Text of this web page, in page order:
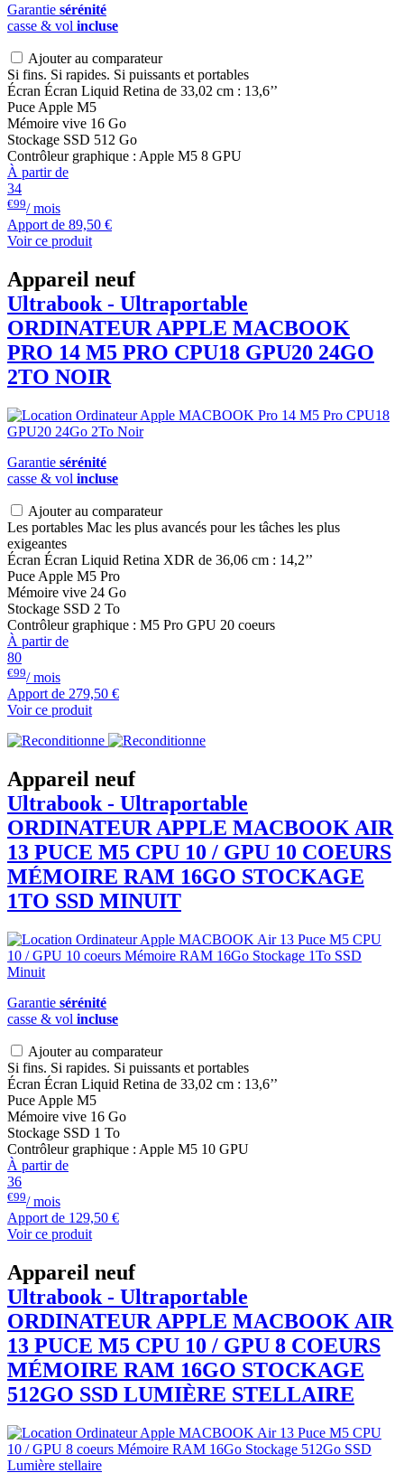
Garantie sérénité
casse & vol incluse
Ajouter au comparateur
Si fins. Si rapides. Si puissants et portables
Écran Écran Liquid Retina de 33,02 cm : 13,6’’
Puce Apple M5
Mémoire vive 16 Go
Stockage SSD 512 Go
Contrôleur graphique : Apple M5 8 GPU
À partir de
34
€99/ mois
Apport de 89,50 €
Voir ce produit
Appareil neuf
Ultrabook - Ultraportable
ORDINATEUR APPLE MACBOOK
PRO 14 M5 PRO CPU18 GPU20 24GO
2TO NOIR
Garantie sérénité
casse & vol incluse
Ajouter au comparateur
Les portables Mac les plus avancés pour les tâches les plus
exigeantes
Écran Écran Liquid Retina XDR de 36,06 cm : 14,2’’
Puce Apple M5 Pro
Mémoire vive 24 Go
Stockage SSD 2 To
Contrôleur graphique : M5 Pro GPU 20 coeurs
À partir de
80
€99/ mois
Apport de 279,50 €
Voir ce produit
Appareil neuf
Ultrabook - Ultraportable
ORDINATEUR APPLE MACBOOK AIR
13 PUCE M5 CPU 10 / GPU 10 COEURS
MÉMOIRE RAM 16GO STOCKAGE
1TO SSD MINUIT
Garantie sérénité
casse & vol incluse
Ajouter au comparateur
Si fins. Si rapides. Si puissants et portables
Écran Écran Liquid Retina de 33,02 cm : 13,6’’
Puce Apple M5
Mémoire vive 16 Go
Stockage SSD 1 To
Contrôleur graphique : Apple M5 10 GPU
À partir de
36
€99/ mois
Apport de 129,50 €
Voir ce produit
Appareil neuf
Ultrabook - Ultraportable
ORDINATEUR APPLE MACBOOKAIR
13 PUCE M5 CPU 10 / GPU 8 COEURS
MÉMOIRE RAM 16GO STOCKAGE
512GO SSD LUMIÈRE STELLAIRE